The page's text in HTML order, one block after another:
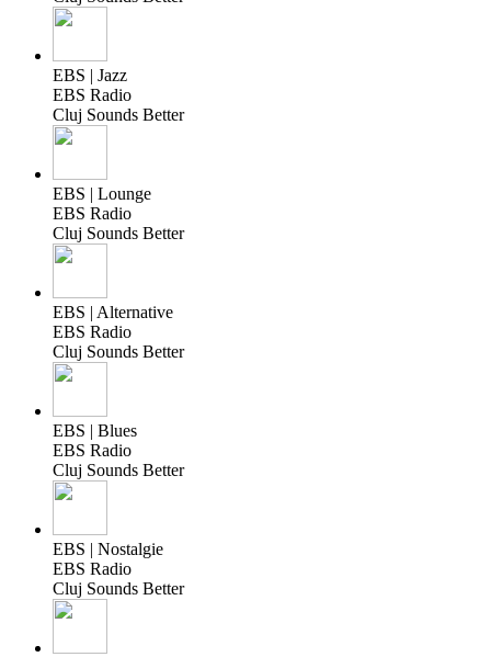
EBS | Jazz
EBS Radio
Cluj Sounds Better
EBS | Lounge
EBS Radio
Cluj Sounds Better
EBS | Alternative
EBS Radio
Cluj Sounds Better
EBS | Blues
EBS Radio
Cluj Sounds Better
EBS | Nostalgie
EBS Radio
Cluj Sounds Better